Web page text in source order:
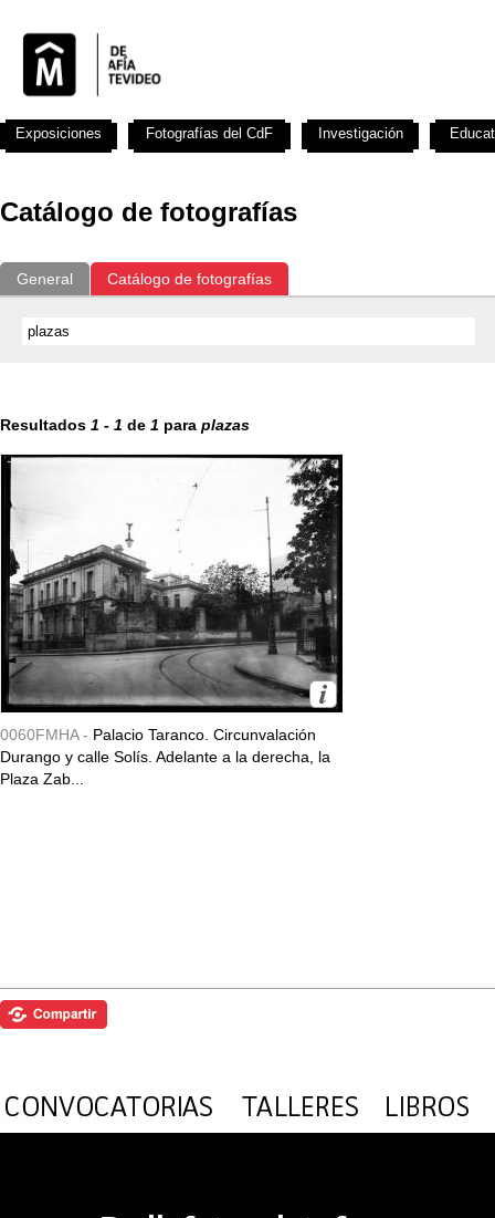
Catálogo de fotografías
General Catálogo de fotografías
Resultados 1 - 1 de 1 para plazas
0060FMHA - Palacio Taranco. Circunvalación
Durango y calle Solís. Adelante a la derecha, la
Plaza Zab...
Exposiciones Fotografías del CdF Investigación